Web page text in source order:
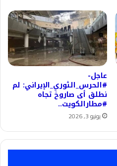
عاجل-
#الحرس_الثوري_الإيراني: لم
نطلق أى صاروخ تجاه
#مطارالكويت..
يونيو 3, 2026